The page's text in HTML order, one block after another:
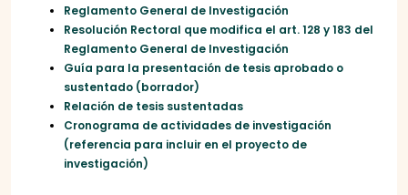
Reglamento General de Investigación
Resolución Rectoral que modifica el art. 128 y 183 del
Reglamento General de Investigación
Guía para la presentación de tesis aprobado o
sustentado (borrador)
Relación de tesis sustentadas
Cronograma de actividades de investigación
(referencia para incluir en el proyecto de
investigación)